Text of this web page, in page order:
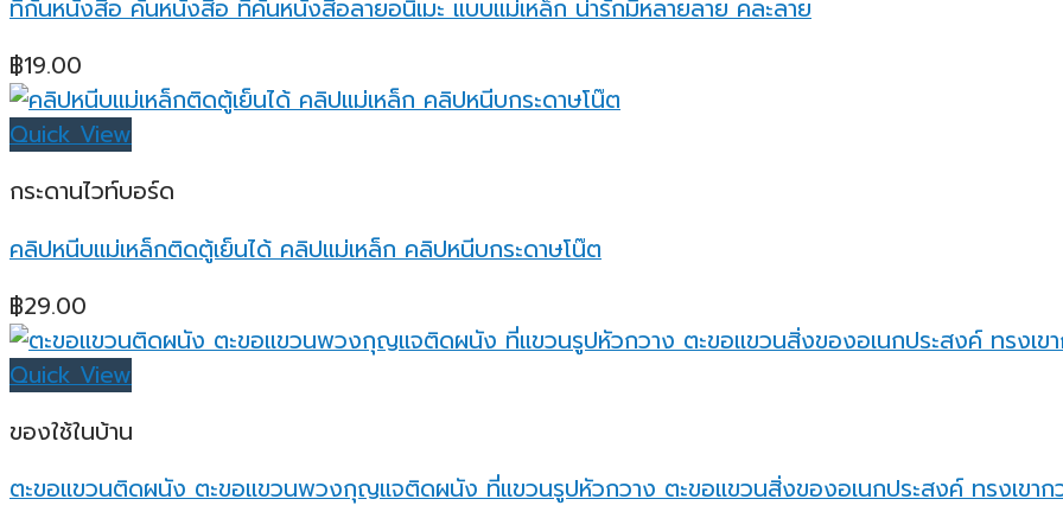
ที่กั้นหนังสือ คั่นหนังสือ ที่คั่นหนังสือลายอนิเมะ แบบแม่เหล็ก น่ารักมีหลายลาย คละลาย
฿19.00
Quick View
กระดานไวท์บอร์ด
คลิปหนีบแม่เหล็กติดตู้เย็นได้ คลิปแม่เหล็ก คลิปหนีบกระดาษโน๊ต
฿29.00
Quick View
ของใช้ในบ้าน
ตะขอแขวนติดผนัง ตะขอแขวนพวงกุญแจติดผนัง ที่แขวนรูปหัวกวาง ตะขอแขวนสิ่งของอเนกประสงค์ ทรงเขาก